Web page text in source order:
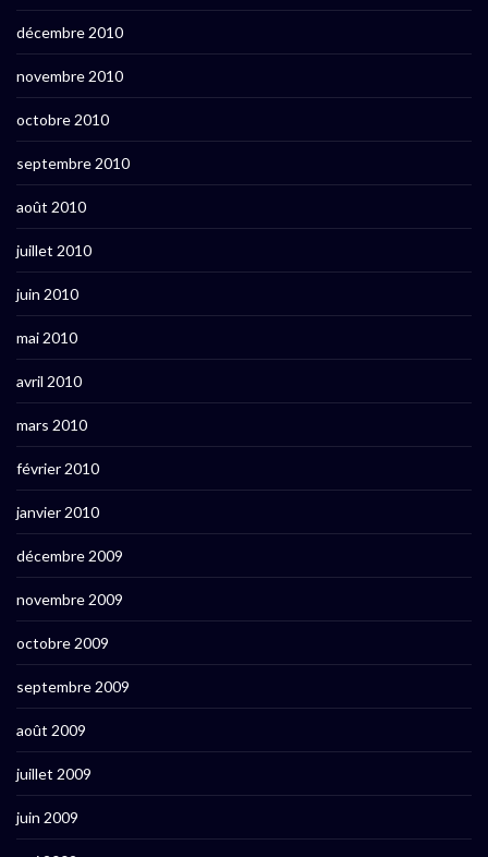
décembre 2010
novembre 2010
octobre 2010
septembre 2010
août 2010
juillet 2010
juin 2010
mai 2010
avril 2010
mars 2010
février 2010
janvier 2010
décembre 2009
novembre 2009
octobre 2009
septembre 2009
août 2009
juillet 2009
juin 2009